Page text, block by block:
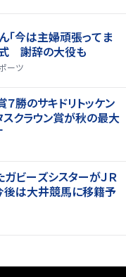
「今は主婦頑張ってま
式 謝辞の大役も
ーツ
勝のサキドリトッケン
クラウン賞が秋の最大
ガビーズシスターがＪＲ
は大井競馬に移籍予